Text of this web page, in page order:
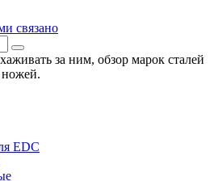
связано
за ним, обзор марок сталей
ножей.
EDC